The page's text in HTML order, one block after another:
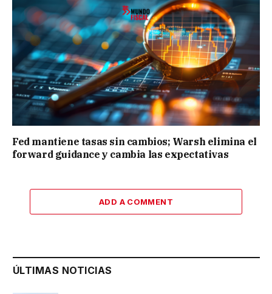
Fed mantiene tasas sin cambios; Warsh elimina el
forward guidance y cambia las expectativas
ADD A COMMENT
ÚLTIMAS NOTICIAS